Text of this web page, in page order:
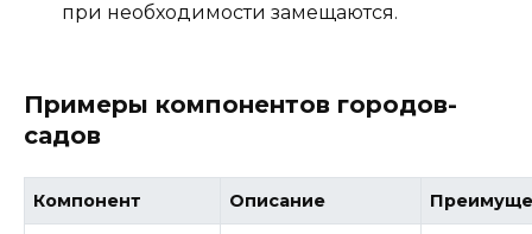
при необходимости замещаются.
Примеры компонентов городов-
садов
Компонент Описание